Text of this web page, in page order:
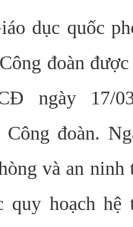
dục quốc
đoàn
ngày 17/
đoàn.
và an
quy hoạch